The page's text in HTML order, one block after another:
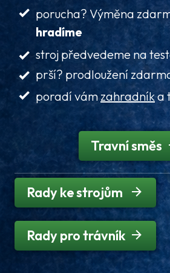
porucha? Výměna
hradíme
stroj předvedeme na
prší? prodloužení
poradí vám zahradníka
Travní směs
Rady ke strojům
Rady pro trávník